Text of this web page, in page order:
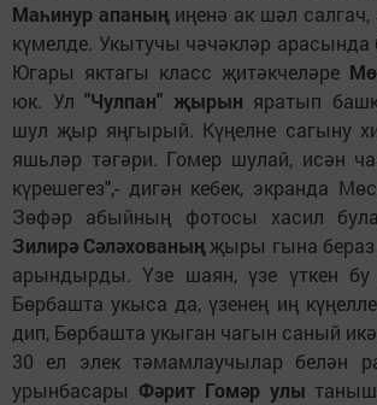
Маһинур апаныңиңенә ак шәл
күмелде. Укытучы чәчәкләр
Югары яктагы класс җитәкчеләре
юк. Ул"Чулпан" җырын яратып
шул җыр яңгырый. Күңелне сагыну
яшьләр тәгәри. Гомер шулай, исән
күрешегез",- дигән кебек, экранда
Зөфәр абыйның фотосы хасил
Зилирә Сәләхованыңҗыры гына бераз
арындырды. Үзе шаян, үзе үткен
Бөрбашта укыса да, үзенең иң
дип, Бөрбашта укыган чагын саный
30 ел элек тәмамлаучылар белән
урынбасары Фәрит Гомәр улы